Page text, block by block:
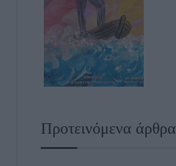
Προτεινόμενα άρθρα